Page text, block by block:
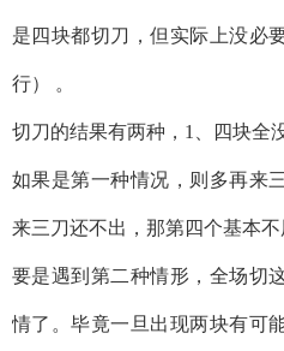
是四块都切刀，但实际上没必
行） 。
切刀的结果有两种，1、四块全
如果是第一种情况，则多再来
来三刀还不出，那第四个基本不
要是遇到第二种情形，全场切
情了。毕竟一旦出现两块有可